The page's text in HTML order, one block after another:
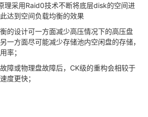
理采用Raid0技术不断将底层disk的空间进
达到空间负载均衡的效果
的设计可一方面减少高压情况下的高压盘
一方面尽可能减少存储池内空闲盘的存储，
率；
障或物理盘故障后，CK级的重构会相较于
度更快；